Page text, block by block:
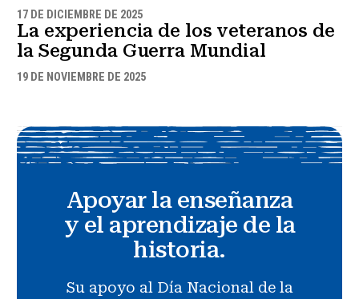
17 DE DICIEMBRE DE 2025
La experiencia de los veteranos de
la Segunda Guerra Mundial
19 DE NOVIEMBRE DE 2025
Apoyar la enseñanza
y el aprendizaje de la
historia.
Su apoyo al Día Nacional de la